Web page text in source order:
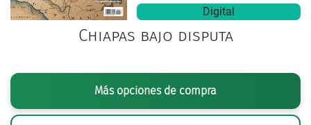
Digital
Chiapas bajo disputa
Más opciones de compra